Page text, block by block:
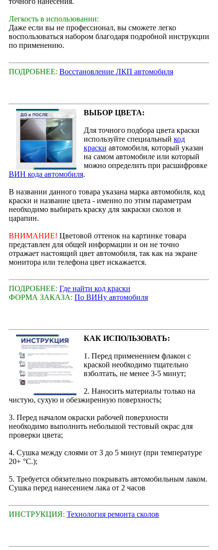
Легкость в использовании:
Даже если вы не профессионал, вы сможете легко
воспользоваться набором благодаря подробной инструкции
по применению.
ПОДРОБНЕЕ: Восстановление ЛКП автомобиля
ВЫБОР ЦВЕТА:
Для точного подбора цвета краски
используйте специальный код
краски автомобиля, который указан
на самом автомобиле или который
можно определить при расшифровке
ВИН кода автомобиля.
В названии данного товара указана марка автомобиля, код
краски и название цвета - именно по этим параметрам
необходимо выбирать краску для закраски сколов и
царапин.
ВНИМАНИЕ! Цветовой оттенок на картинке товара
представлен для общей информации и он не точно
отражает настоящий цвет автомобиля, так как на экране
монитора или телефона цвет искажается.
ПОДРОБНЕЕ: Где найти код краски
ФОРМА ЗАКАЗА: По ВИНу автомобиля
КАК ИСПОЛЬЗОВАТЬ:
1. Перед применением флакон с
краской необходимо тщательно
взболтать, не менее 3-5 минут;
2. Наносить материалы только на
чистую, сухую и обезжиренную поверхность;
3. Перед началом окраски рабочей поверхности
необходимо выполнить небольшой тестовый окрас для
проверки цвета;
4. Сушка между слоями от 3 до 5 минут (при температуре
20+ °С.);
5. Требуется обязательно покрывать автомобильным лаком.
Сушка перед нанесением лака от 2 часов
ИНСТРУКЦИЯ: Технология ремонта сколов